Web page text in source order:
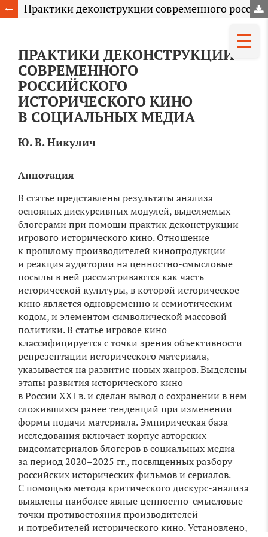
Практики деконструкции современного российского исторического кино в социальных медиа